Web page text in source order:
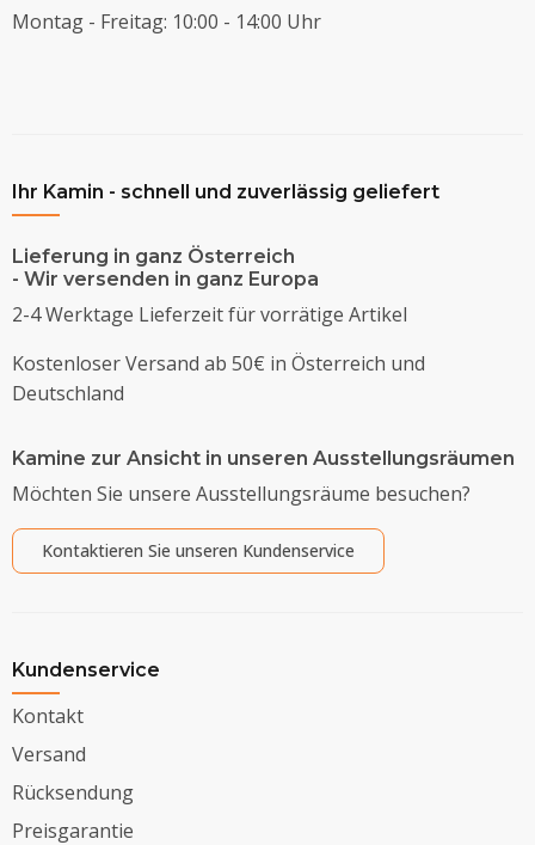
Montag - Freitag: 10:00 - 14:00 Uhr
Ihr Kamin - schnell und zuverlässig geliefert
Lieferung in ganz Österreich
- Wir versenden in ganz Europa
2-4 Werktage Lieferzeit für vorrätige Artikel
Kostenloser Versand ab 50€ in Österreich und
Deutschland
Kamine zur Ansicht in unseren Ausstellungsräumen
Möchten Sie unsere Ausstellungsräume besuchen?
Kontaktieren Sie unseren Kundenservice
Kundenservice
Kontakt
Versand
Rücksendung
Preisgarantie